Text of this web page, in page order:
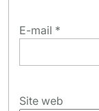
E-mail *
Site web